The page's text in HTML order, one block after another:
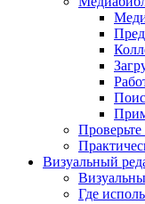
Проверьте
Визуальный
Где